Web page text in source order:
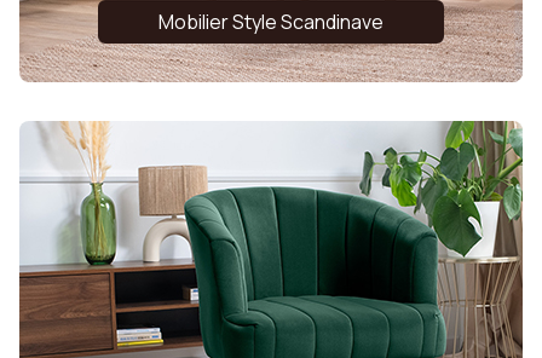
Mobilier Style Scandinave